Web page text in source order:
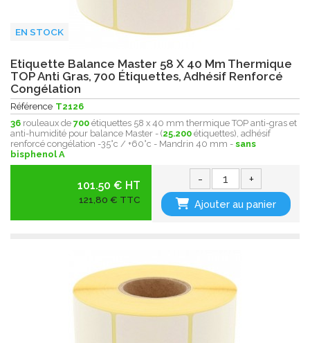
EN STOCK
Etiquette Balance Master 58 X 40 Mm Thermique
TOP Anti Gras, 700 Étiquettes, Adhésif Renforcé
Congélation
Référence T2126
36 rouleaux de 700 étiquettes 58 x 40 mm thermique TOP anti-gras et
anti-humidité pour balance Master - (25.200 étiquettes), adhésif
renforcé congélation -35°c / +60°c - Mandrin 40 mm - sans
bisphenol A
101.50 € HT
121,80 € TTC
- +
Ajouter au panier